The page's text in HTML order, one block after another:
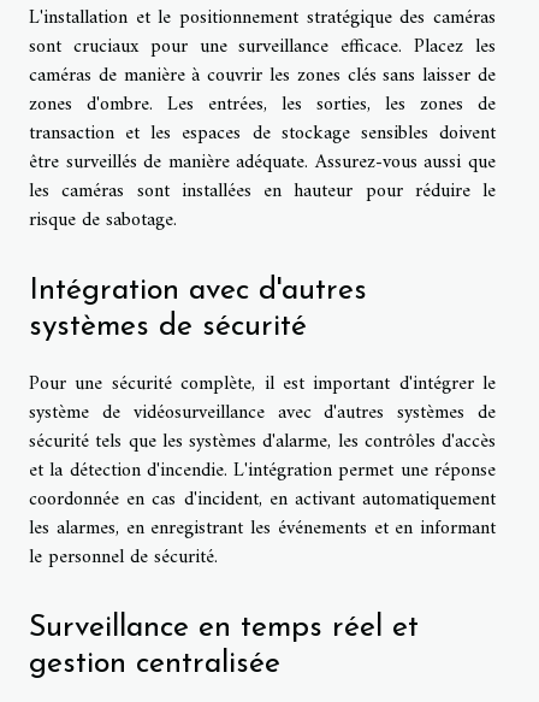
L'installation et le positionnement stratégique des caméras
sont cruciaux pour une surveillance efficace. Placez les
caméras de manière à couvrir les zones clés sans laisser de
zones d'ombre. Les entrées, les sorties, les zones de
transaction et les espaces de stockage sensibles doivent
être surveillés de manière adéquate. Assurez-vous aussi que
les caméras sont installées en hauteur pour réduire le
risque de sabotage.
Intégration avec d'autres
systèmes de sécurité
Pour une sécurité complète, il est important d'intégrer le
système de vidéosurveillance avec d'autres systèmes de
sécurité tels que les systèmes d'alarme, les contrôles d'accès
et la détection d'incendie. L'intégration permet une réponse
coordonnée en cas d'incident, en activant automatiquement
les alarmes, en enregistrant les événements et en informant
le personnel de sécurité.
Surveillance en temps réel et
gestion centralisée